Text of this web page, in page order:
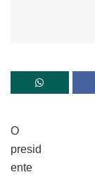
O
presid
ente